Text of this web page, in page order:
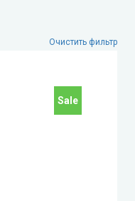
Очистить фильтр
Sale